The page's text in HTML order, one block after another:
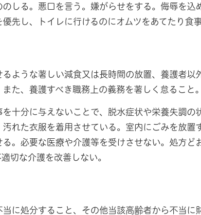
のしる。悪口を言う。嫌がらせをする。侮辱を
先し、トイレに行けるのにオムツをあてたり食
るような著しい減食又は長時間の放置、養護者以
た、養護すべき職務上の義務を著しく怠ること。
を十分に与えないことで、脱水症状や栄養失調
汚れた衣服を着用させている。室内にごみを放
。必要な医療や介護等を受けさせない。処方ど
切な介護を改善しない。
に処分すること、その他当該高齢者から不当に